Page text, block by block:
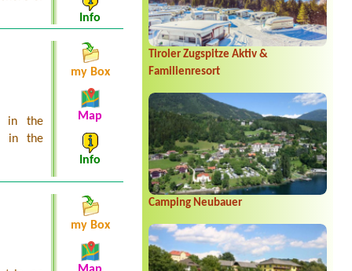
Tiroler Zugspitze Aktiv &
Familienresort
Camping Neubauer
Info
in the
in the
my Box
Map
Info
my Box